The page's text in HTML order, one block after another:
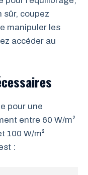
sûr, coupez
manipuler les
accéder au
pour une
entre 60 W/m²
100 W/m²
: